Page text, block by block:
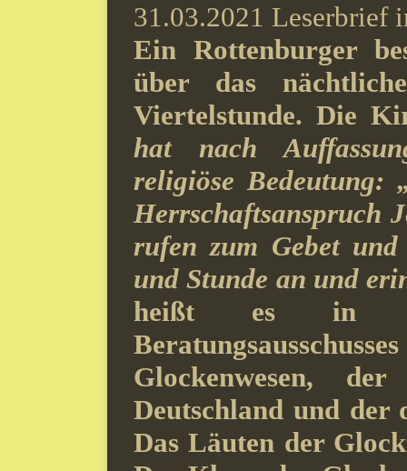
31.03.2021 Leserbrief
Ein Rottenburger
über das
Viertelstunde. Die
hat nach
religiöse Bedeutung:
Herrschaftsanspruch
rufen zum Gebet
und Stunde an und
heißt es in
Glockenwesen,
Deutschland und der
Das Läuten der